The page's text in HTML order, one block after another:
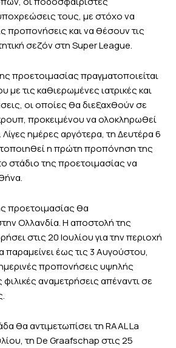
τους, με στόχο να
προπονήσεις και να θέσουν τις
σεζόν στη Super League.
προετοιμασίας πραγματοποιείται
με τις καθιερωμένες ιατρικές και
οι οποίες θα διεξαχθούν σε
προκειμένου να ολοκληρωθεί
ημέρες αργότερα, τη Δευτέρα 6
η πρώτη προπόνηση της
στάδιο της προετοιμασίας να
προετοιμασίας θα
Ολλανδία. Η αποστολή της
στις 20 Ιουλίου για την περιοχή
έως τις 3 Αυγούστου,
προπονήσεις υψηλής
αναμετρήσεις απέναντι σε
θα αντιμετωπίσει τη RAAL La
τη De Graafschap στις 25